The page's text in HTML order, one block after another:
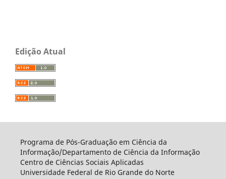
Edição Atual
Programa de Pós-Graduação em Ciência da
Informação/Departamento de Ciência da Informação
Centro de Ciências Sociais Aplicadas
Universidade Federal de Rio Grande do Norte